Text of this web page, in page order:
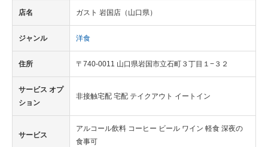
店名 ガスト 岩国店（山口県）
ジャンル 洋食
住所 〒740-0011 山口県岩国市立石町３丁目１−３２
サービス オプ
ション
非接触宅配 宅配 テイクアウト イートイン
サービス
アルコール飲料 コーヒー ビール ワイン 軽食 深夜の
食事可